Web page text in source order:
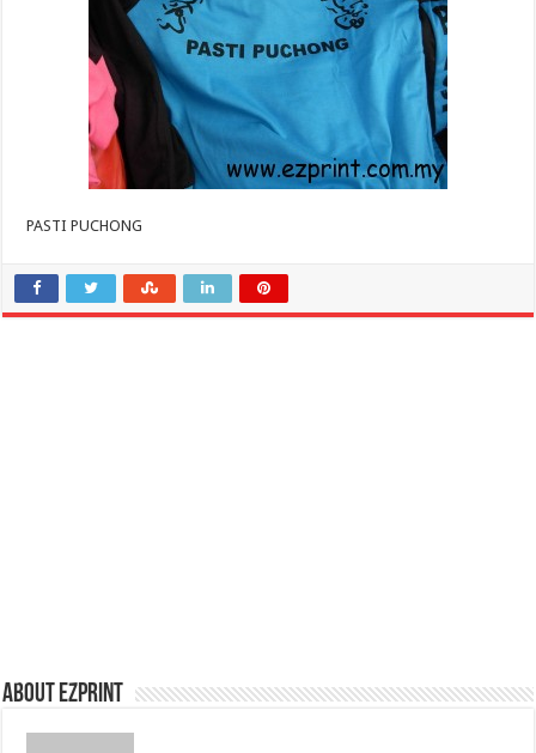
PASTI PUCHONG
About Ezprint